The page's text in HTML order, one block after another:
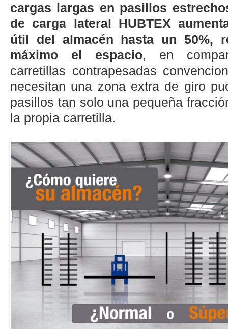
cargas largas en pasillos
de carga lateral HUBTEX
útil del almacén hasta un 50%,
máximo el espacio, en
carretillas contrapesadas
necesitan una zona extra de giro
pasillos tan solo una pequeña
la propia carretilla.